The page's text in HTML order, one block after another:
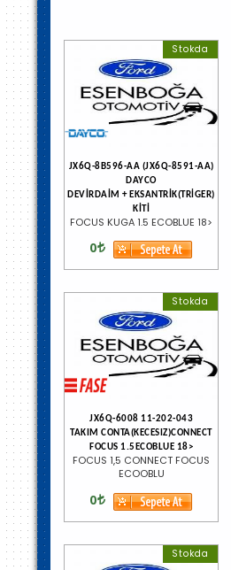
Stokda
JX6Q-8B596-AA (JX6Q-8591-AA)
DAYCO
DEVİRDAİM + EKSANTRİK(TRİGER)
KİTİ
FOCUS KUGA 1.5 ECOBLUE 18>
0
Stokda
JX6Q-6008 11-202-043
TAKIM CONTA(KECESIZ)CONNECT
FOCUS 1.5ECOBLUE 18>
FOCUS 1,5 CONNECT FOCUS
ECOOBLU
0
Stokda